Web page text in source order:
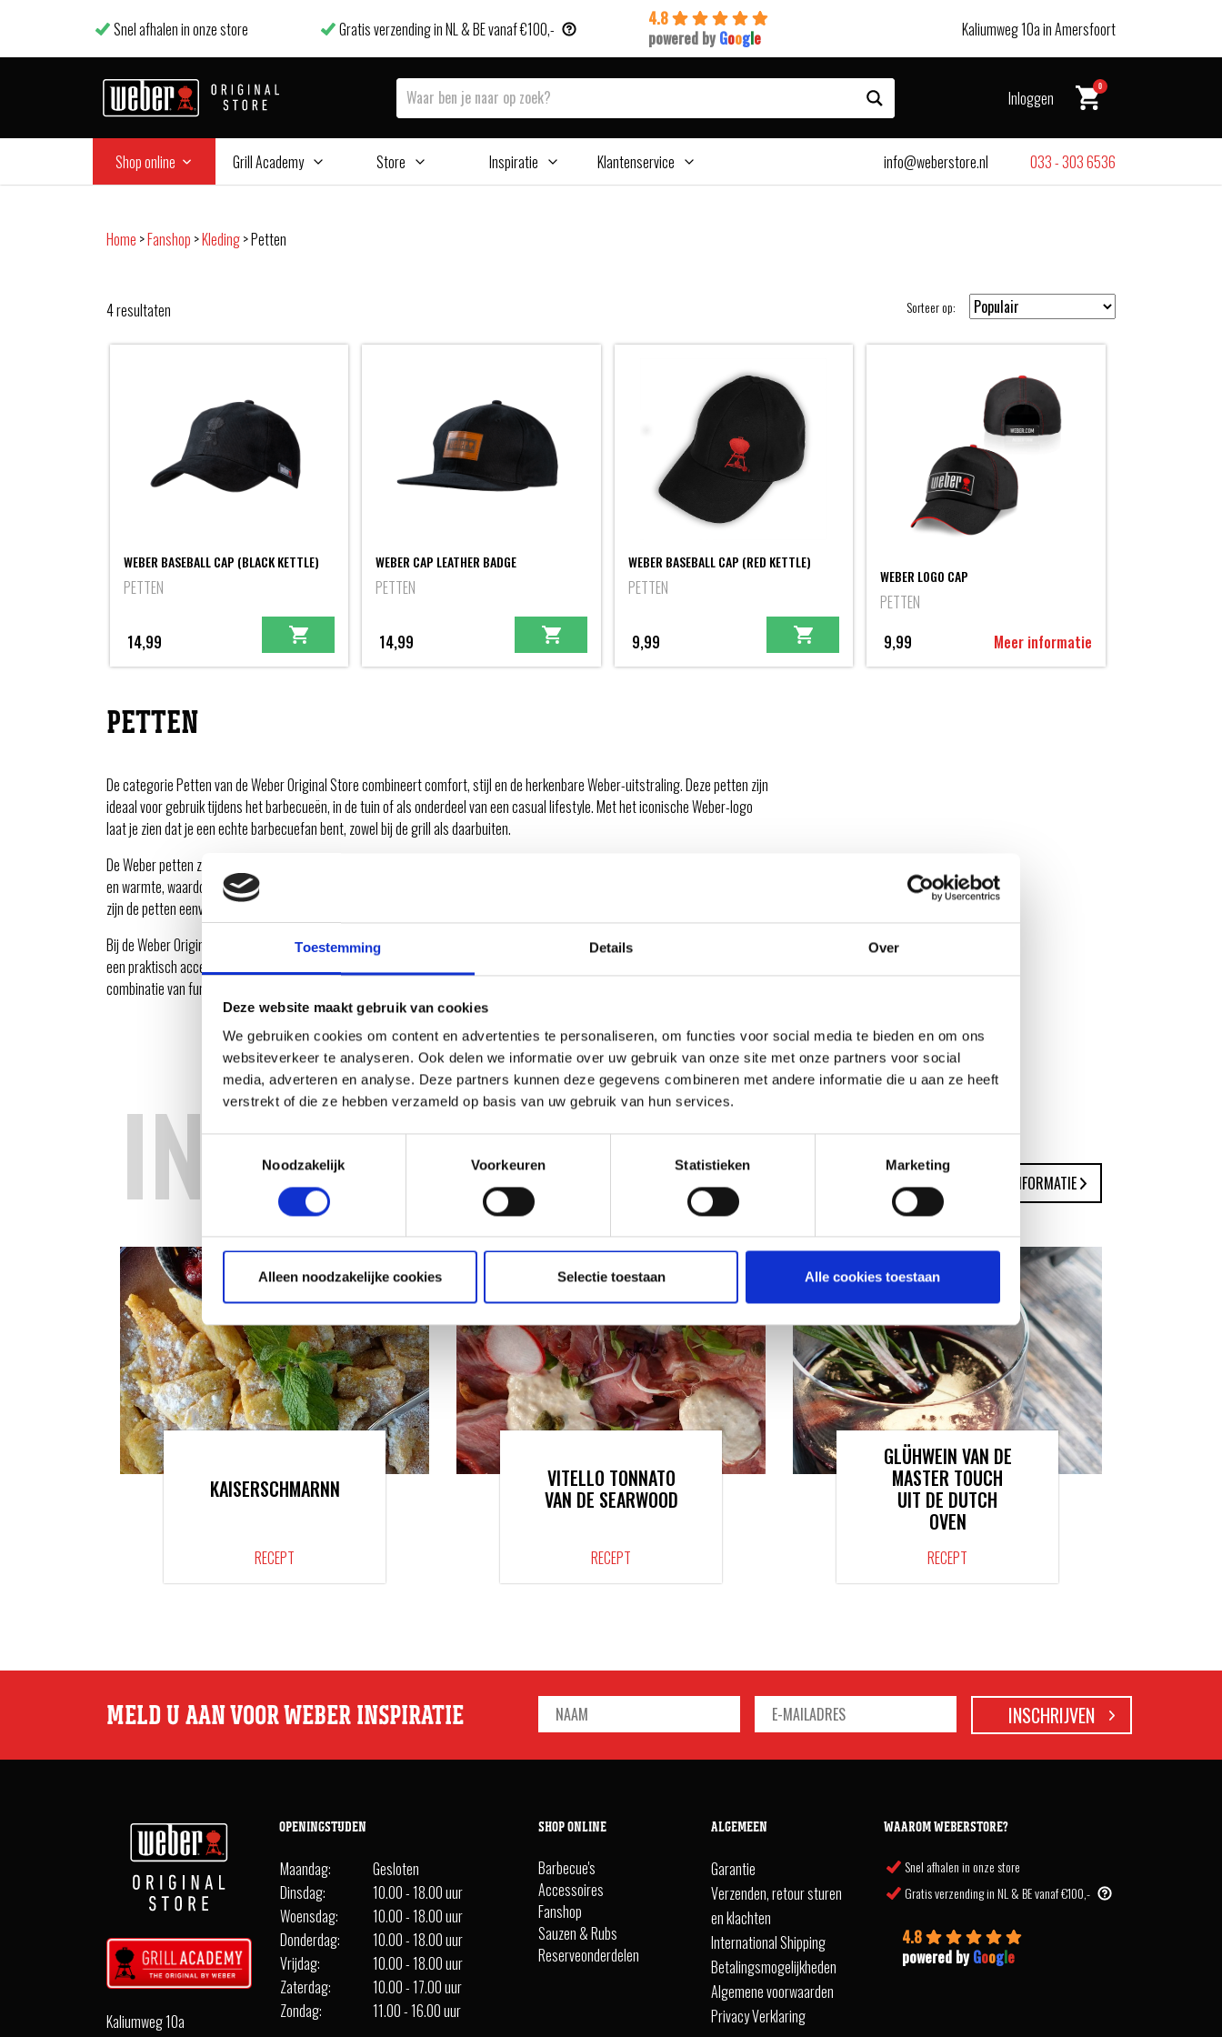
Toestemming Details Over
Deze website maakt gebruik van cookies
We gebruiken cookies om content en advertenties te personaliseren, om functies voor social media te bieden en om ons
websiteverkeer te analyseren. Ook delen we informatie over uw gebruik van onze site met onze partners voor social
media, adverteren en analyse. Deze partners kunnen deze gegevens combineren met andere informatie die u aan ze heeft
verstrekt of die ze hebben verzameld op basis van uw gebruik van hun services.
Noodzakelijk
Voorkeuren Statistieken Marketing
Alleen noodzakelijke cookies Selectie toestaan Alle cookies toestaan
Snel afhalen in onze store Gratis verzending in NL & BE vanaf €100,-
4.8
powered by Google Kaliumweg 10a in Amersfoort
Inloggen
0
Shop online Grill Academy Store Inspiratie Klantenservice info@weberstore.nl 033 - 303 6536
Home >Fanshop >Kleding>Petten
4resultaten Sorteer op:
WEBER BASEBALL CAP (BLACK KETTLE)
PETTEN
14,99
WEBER CAP LEATHER BADGE
PETTEN
14,99
WEBER BASEBALL CAP (RED KETTLE)
PETTEN
9,99
WEBER LOGO CAP
PETTEN
9,99
Meer informatie
PETTEN
De categorie Petten van de Weber Original Store combineert comfort, stijl en de herkenbare Weber-uitstraling. Deze petten zijn
ideaal voor gebruik tijdens het barbecueën, in de tuin of als onderdeel van een casual lifestyle. Met het iconische Weber-logo
laat je zien dat je een echte barbecuefan bent, zowel bij de grill als daarbuiten.
De Weber petten zijn gemaakt van hoogwaardige materialen en bieden een comfortabele pasvorm. Ze beschermen tegen zon
en warmte, waardoor ze perfect zijn voor lange barbecuesessies of outdooractiviteiten. Dankzij het tijdloze en sportieve design
zijn de petten eenvoudig te combineren met elke outfit.
Bij de Weber Original Store ben je verzekerd van originele Weber-producten en uitstekende kwaliteit. Of je nu op zoek bent naar
een praktisch accessoire of een stijlvol cadeau voor een Weber-liefhebber, binnen de categorie Petten vind je de perfecte
combinatie van functionaliteit en uitstraling.
INSPIRATIE
RECEPTEN EN TIPS
VAN ONZE GRILL MASTERS
MEER INFORMATIE
KAISERSCHMARNN
RECEPT
VITELLO TONNATO
VAN DE SEARWOOD
RECEPT
GLÜHWEIN VAN DE
MASTER TOUCH
UIT DE DUTCH
OVEN
RECEPT
MELD U AAN VOOR WEBER INSPIRATIE
Kaliumweg 10a
OPENINGSTIJDEN
Maandag:
Gesloten
Dinsdag:
10.00 - 18.00 uur
Woensdag:
10.00 - 18.00 uur
Donderdag:
10.00 - 18.00 uur
Vrijdag:
10.00 - 18.00 uur
Zaterdag:
10.00 - 17.00 uur
Zondag:
11.00 - 16.00 uur
SHOP ONLINE
Barbecue's
Accessoires
Fanshop
Sauzen & Rubs
Reserveonderdelen
ALGEMEEN
Garantie
Verzenden, retour sturen
en klachten
International Shipping
Betalingsmogelijkheden
Algemene voorwaarden
Privacy Verklaring
WAAROM WEBERSTORE?
Snel afhalen in onze store
Gratis verzending in NL & BE vanaf €100,-
4.8
powered byGoogle